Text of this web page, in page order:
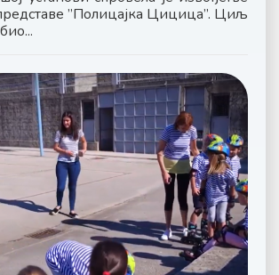
”Полицајка Цицица”. Циљ